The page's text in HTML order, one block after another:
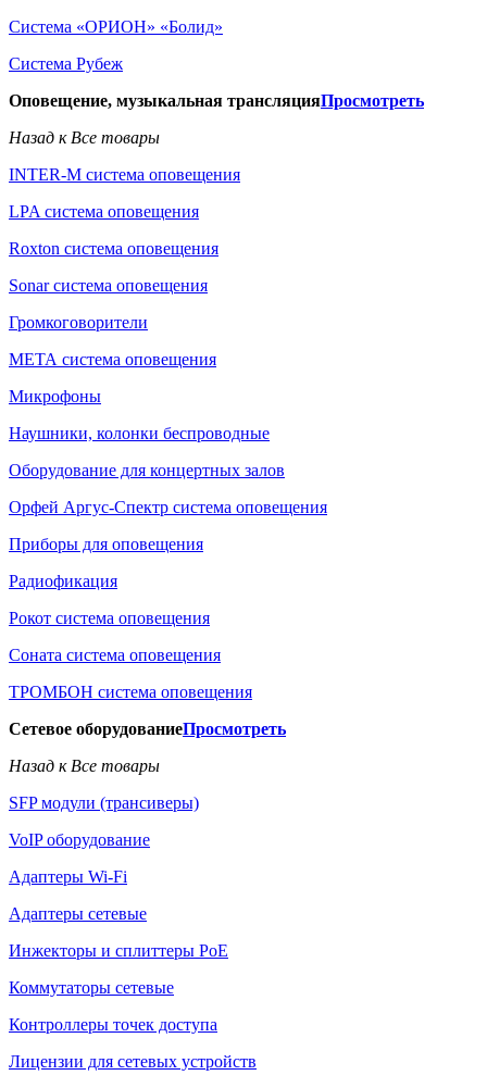
Система «ОРИОН» «Болид»
Система Рубеж
Оповещение, музыкальная трансляцияПросмотреть
Назад к Все товары
INTER-M система оповещения
LPA система оповещения
Roxton система оповещения
Sonar система оповещения
Громкоговорители
МЕТА система оповещения
Микрофоны
Наушники, колонки беспроводные
Оборудование для концертных залов
Орфей Аргус-Спектр система оповещения
Приборы для оповещения
Радиофикация
Рокот система оповещения
Соната система оповещения
ТРОМБОН система оповещения
Сетевое оборудованиеПросмотреть
Назад к Все товары
SFP модули (трансиверы)
VoIP оборудование
Адаптеры Wi-Fi
Адаптеры сетевые
Инжекторы и сплиттеры РоЕ
Коммутаторы сетевые
Контроллеры точек доступа
Лицензии для сетевых устройств